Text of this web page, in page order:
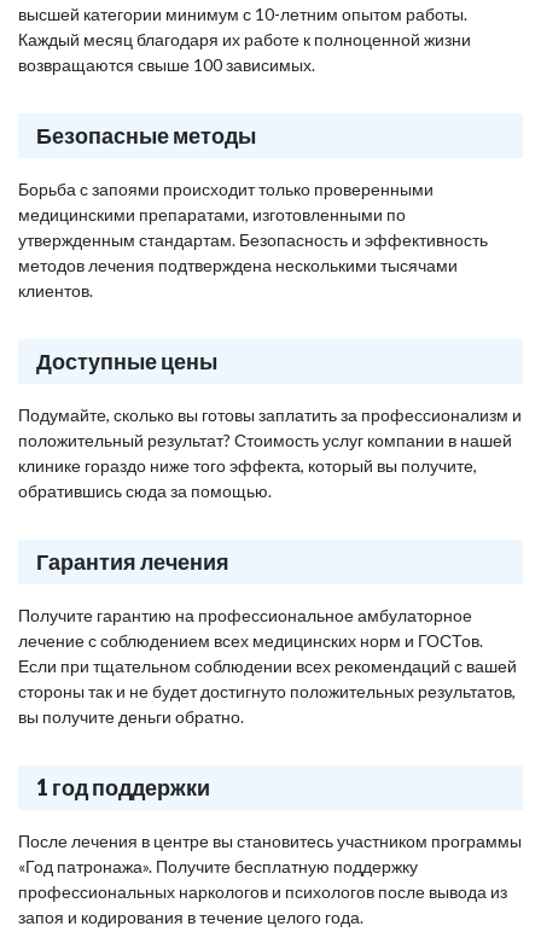
высшей категории минимум с 10-летним опытом работы.
Каждый месяц благодаря их работе к полноценной жизни
возвращаются свыше 100 зависимых.
Безопасные методы
Борьба с запоями происходит только проверенными
медицинскими препаратами, изготовленными по
утвержденным стандартам. Безопасность и эффективность
методов лечения подтверждена несколькими тысячами
клиентов.
Доступные цены
Подумайте, сколько вы готовы заплатить за профессионализм и
положительный результат? Стоимость услуг компании в нашей
клинике гораздо ниже того эффекта, который вы получите,
обратившись сюда за помощью.
Гарантия лечения
Получите гарантию на профессиональное амбулаторное
лечение с соблюдением всех медицинских норм и ГОСТов.
Если при тщательном соблюдении всех рекомендаций с вашей
стороны так и не будет достигнуто положительных результатов,
вы получите деньги обратно.
1 год поддержки
После лечения в центре вы становитесь участником программы
«Год патронажа». Получите бесплатную поддержку
профессиональных наркологов и психологов после вывода из
запоя и кодирования в течение целого года.